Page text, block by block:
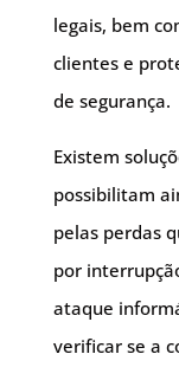
legais, bem
clientes e
de segurança.
Existem
possibilitam
pelas perdas
por
ataque
verificar se a